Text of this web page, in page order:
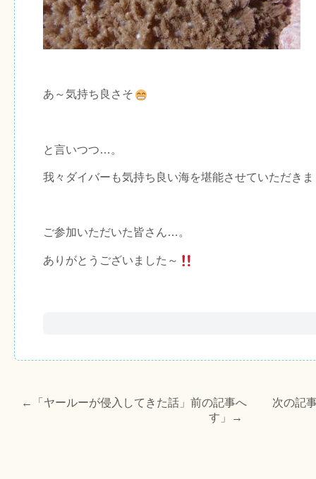
あ～気持ち良さそ
と言いつつ…。
我々ダイバーも気持ち良い海を堪能させていただき
ご参加いただいた皆さん…。
ありがとうございました～
←「 ヤールーが侵入してきた話 」前の記事へ 次の記
す 」→